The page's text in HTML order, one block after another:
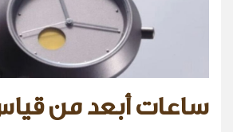
ساعات أبعد من